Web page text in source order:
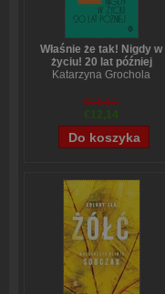
Właśnie że tak! Nigdy w
życiu! 20 lat później
Katarzyna Grochola
€15,11
€12,14